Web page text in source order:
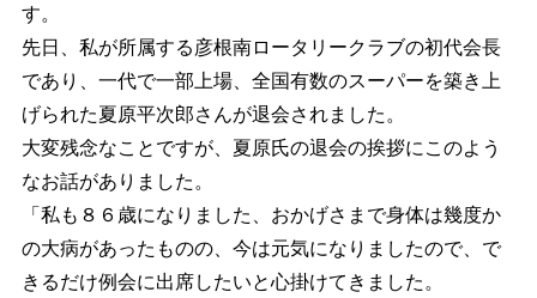
す。
先日、私が所属する彦根南ロータリークラブの初代会長
であり、一代で一部上場、全国有数のスーパーを築き上
げられた夏原平次郎さんが退会されました。
大変残念なことですが、夏原氏の退会の挨拶にこのよう
なお話がありました。
「私も８６歳になりました、おかげさまで身体は幾度か
の大病があったものの、今は元気になりましたので、で
きるだけ例会に出席したいと心掛けてきました。